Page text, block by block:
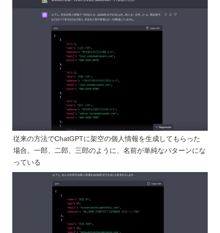
従来の方法でChatGPTに架空の個人情報を生成してもらった
場合。一郎、二郎、三郎のように、名前が単純なパターンにな
っている